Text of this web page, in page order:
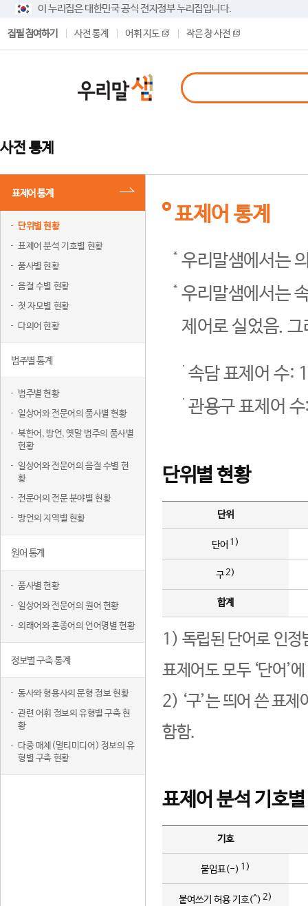
이 누리집은 대한민국 공식 전자정부 누리집입니다.
집필 참여하기 사전 통계 어휘 지도 작은 창 사전
사전 통계
표제어 통계
단위별 현황
표제어 분석 기호별 현황
품사별 현황
음절 수별 현황
첫 자모별 현황
다의어 현황
범주별 통계
범주별 현황
일상어와 전문어의 품사별 현황
북한어, 방언, 옛말 범주의 품사별
현황
일상어와 전문어의 음절 수별 현
황
전문어의 전문 분야별 현황
방언의 지역별 현황
원어 통계
품사별 현황
일상어와 전문어의 원어 현황
외래어와 혼종어의 언어명별 현황
정보별 구축 통계
동사와 형용사의 문형 정보 현황
관련 어휘 정보의 유형별 구축 현
황
다중 매체(멀티미디어) 정보의 유
형별 구축 현황
표제어 통계
우리말샘에서는
우리말샘에서는
제어로 실었음.
속담 표제어 수:
관용구 표제어
단위별 현황
단위
단어 1)
구2)
합계
1) 독립된 단어로 인정
표제어도 모두 ‘단어’
2) ‘구’는 띄어 쓴 표
함함.
표제어 분석 기호
기호
붙임표(-) 1)
붙여쓰기 허용 기호(^) 2)